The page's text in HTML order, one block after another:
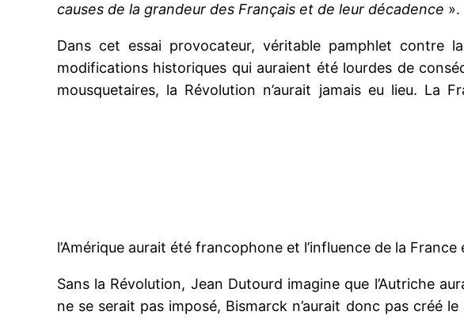
causes de la grandeur des Français et de leur décadence ».
Dans cet essai provocateur, véritable pamphlet contre
modifications historiques qui auraient été lourdes de
mousquetaires, la Révolution n’aurait jamais eu lieu. La
l’Amérique aurait été francophone et l’influence de la
Sans la Révolution, Jean Dutourd imagine que l’Autriche
ne se serait pas imposé, Bismarck n’aurait donc pas créé